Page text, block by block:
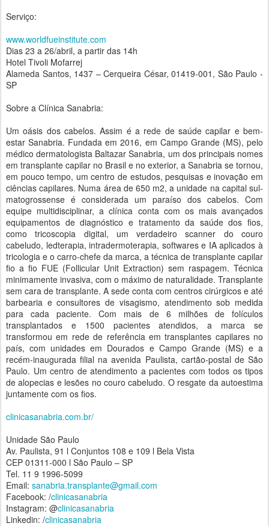
Serviço:
www.worldfueinstitute.com
Dias 23 a 26/abril, a partir das 14h
Hotel Tivoli Mofarrej
Alameda Santos, 1437 – Cerqueira César, 01419-001, São Paulo -
SP
Sobre a Clínica Sanabria:
Um oásis dos cabelos. Assim é a rede de saúde capilar e bem-
estar Sanabria. Fundada em 2016, em Campo Grande (MS), pelo
médico dermatologista Baltazar Sanabria, um dos principais nomes
em transplante capilar no Brasil e no exterior, a Sanabria se tornou,
em pouco tempo, um centro de estudos, pesquisas e inovação em
ciências capilares. Numa área de 650 m2, a unidade na capital sul-
matogrossense é considerada um paraíso dos cabelos. Com
equipe multidisciplinar, a clínica conta com os mais avançados
equipamentos de diagnóstico e tratamento da saúde dos fios,
como tricoscopia digital, um verdadeiro scanner do couro
cabeludo, ledterapia, intradermoterapia, softwares e IA aplicados à
tricologia e o carro-chefe da marca, a técnica de transplante capilar
fio a fio FUE (Follicular Unit Extraction) sem raspagem. Técnica
minimamente invasiva, com o máximo de naturalidade. Transplante
sem cara de transplante. A sede conta com centros cirúrgicos e até
barbearia e consultores de visagismo, atendimento sob medida
para cada paciente. Com mais de 6 milhões de folículos
transplantados e 1500 pacientes atendidos, a marca se
transformou em rede de referência em transplantes capilares no
país, com unidades em Dourados e Campo Grande (MS) e a
recém-inaugurada filial na avenida Paulista, cartão-postal de São
Paulo. Um centro de atendimento a pacientes com todos os tipos
de alopecias e lesões no couro cabeludo. O resgate da autoestima
juntamente com os fios.
clinicasanabria.com.br/
Unidade São Paulo
Av. Paulista, 91 l Conjuntos 108 e 109 l Bela Vista
CEP 01311-000 l São Paulo – SP
Tel. 11 9 1996-5099
Email: sanabria.transplante@gmail.com
Facebook: /clinicasanabria
Instagram: @clinicasanabria
Linkedin: /clinicasanabria